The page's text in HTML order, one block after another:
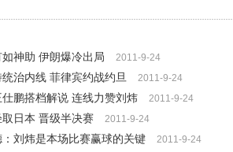
神助 伊朗爆冷出局
2011-9-24
治内线 菲律宾约战约旦 2011-9-24
鹏搭档解说 连线力赞刘炜 2011-9-24
日本 晋级半决赛 2011-9-24
刘炜是本场比赛赢球的关键 2011-9-24